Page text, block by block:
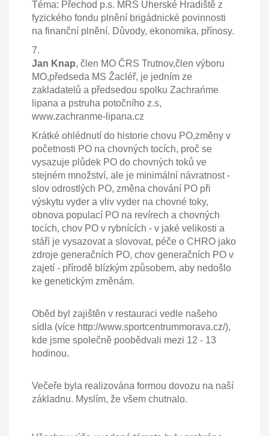
Téma: Přechod p.s. MRS Uherské Hradiště z
fyzického fondu plnění brigádnické povinnosti
na finanční plnění. Důvody, ekonomika, přínosy.
7.
Jan Knap, člen MO ČRS Trutnov,člen výboru
MO,předseda MS Žacléř, je jedním ze
zakladatelů a předsedou spolku Zachrańme
lipana a pstruha potočního z.s,
www.zachranme-lipana.cz
Krátké ohlédnutí do historie chovu PO,změny v
početnosti PO na chovných tocích, proč se
vysazuje plůdek PO do chovných toků ve
stejném množství, ale je minimální návratnost -
slov odrostlých PO, změna chování PO při
výskytu vyder a vliv vyder na chovné toky,
obnova populací PO na revírech a chovných
tocích, chov PO v rybnících - v jaké velikosti a
stáří je vysazovat a slovovat, péče o CHRO jako
zdroje generačních PO, chov generačních PO v
zajetí - přírodě blízkým způsobem, aby nedošlo
ke genetickým změnám.
Oběd byl zajištěn v restauraci vedle našeho
sídla (více http://www.sportcentrummorava.cz/),
kde jsme společně poobědvali mezi 12 - 13
hodinou.
Večeře byla realizována formou dovozu na naší
základnu. Myslím, že všem chutnalo.